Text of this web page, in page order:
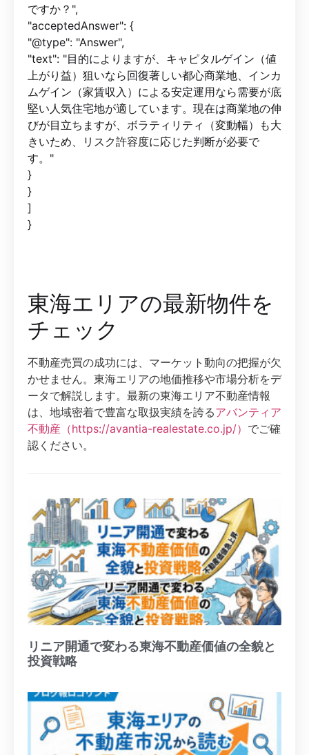
ですか？",
"acceptedAnswer": {
"@type": "Answer",
"text": "目的によりますが、キャピタルゲイン（値
上がり益）狙いなら回復著しい都心商業地、インカ
ムゲイン（家賃収入）による安定運用なら需要が底
堅い人気住宅地が適しています。現在は商業地の伸
びが目立ちますが、ボラティリティ（変動幅）も大
きいため、リスク許容度に応じた判断が必要で
す。"
}
}
]
}
東海エリアの最新物件を
チェック
不動産売買の成功には、マーケット動向の把握が欠
かせません。東海エリアの地価推移や市場分析をデ
ータで解説します。最新の東海エリア不動産情報
は、地域密着で豊富な取扱実績を誇るアバンティア
不動産（https://avantia-realestate.co.jp/） でご確
認ください。
リニア開通で変わる東海不動産価値の全貌と
投資戦略